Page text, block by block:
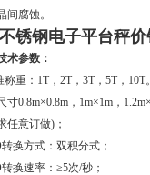
间腐蚀。
锈钢电子平台秤价
术参数：
称重：1T，2T，3T，5T，10T
寸0.8m×0.8m，1m×1m，
任意订做)；
换方式：双积分式；
换速率：≥5次/秒；